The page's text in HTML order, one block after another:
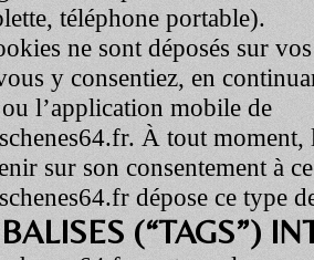
téléphone portable).
ne sont déposés sur
y consentiez, en
l’application mobile de
. À tout moment,
sur son consentement à
dépose ce type
(“TAGS”)